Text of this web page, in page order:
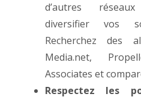
d’autres
diversifier vos
Recherchez des
Media.net,
Associates et
Respectez les